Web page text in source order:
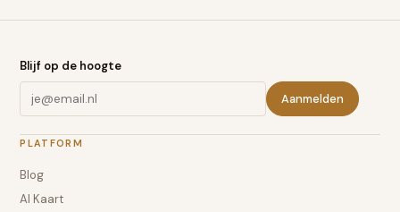
Blijf op de hoogte
Aanmelden
PLATFORM
Blog
AI Kaart